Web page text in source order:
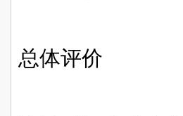
总体评价